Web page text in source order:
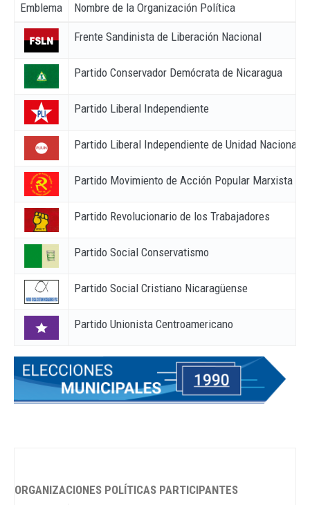
Emblema
Nombre de la Organización Política
Frente Sandinista de Liberación Nacional
Partido Conservador Demócrata de Nicaragua
Partido Liberal Independiente
Partido Liberal Independiente de Unidad Nacional
Partido Movimiento de Acción Popular Marxista
Partido Revolucionario de los Trabajadores
Partido Social Conservatismo
Partido Social Cristiano Nicaragüense
Partido Unionista Centroamericano
ORGANIZACIONES POLÍTICAS PARTICIPANTES